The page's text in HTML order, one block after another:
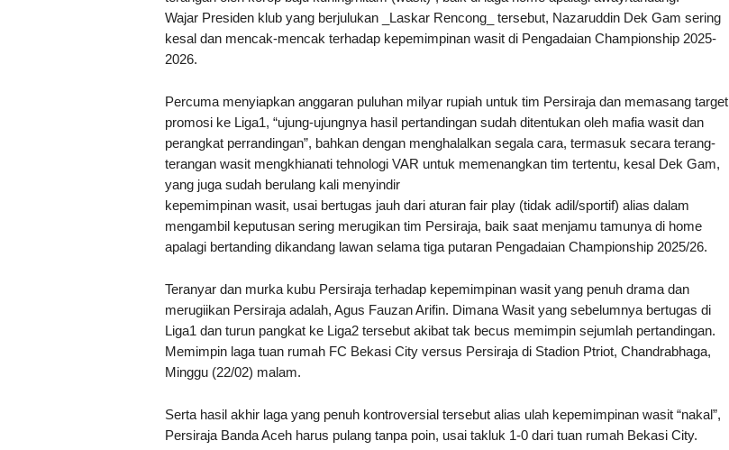
Wajar Presiden klub yang berjulukan _Laskar Rencong_ tersebut, Nazaruddin Dek Gam sering
kesal dan mencak-mencak terhadap kepemimpinan wasit di Pengadaian Championship 2025-
2026.
Percuma menyiapkan anggaran puluhan milyar rupiah untuk tim Persiraja dan memasang target
promosi ke Liga1, “ujung-ujungnya hasil pertandingan sudah ditentukan oleh mafia wasit dan
perangkat perrandingan”, bahkan dengan menghalalkan segala cara, termasuk secara terang-
terangan wasit mengkhianati tehnologi VAR untuk memenangkan tim tertentu, kesal Dek Gam,
yang juga sudah berulang kali menyindir
kepemimpinan wasit, usai bertugas jauh dari aturan fair play (tidak adil/sportif) alias dalam
mengambil keputusan sering merugikan tim Persiraja, baik saat menjamu tamunya di home
apalagi bertanding dikandang lawan selama tiga putaran Pengadaian Championship 2025/26.
Teranyar dan murka kubu Persiraja terhadap kepemimpinan wasit yang penuh drama dan
merugiikan Persiraja adalah, Agus Fauzan Arifin. Dimana Wasit yang sebelumnya bertugas di
Liga1 dan turun pangkat ke Liga2 tersebut akibat tak becus memimpin sejumlah pertandingan.
Memimpin laga tuan rumah FC Bekasi City versus Persiraja di Stadion Ptriot, Chandrabhaga,
Minggu (22/02) malam.
Serta hasil akhir laga yang penuh kontroversial tersebut alias ulah kepemimpinan wasit “nakal”,
Persiraja Banda Aceh harus pulang tanpa poin, usai takluk 1-0 dari tuan rumah Bekasi City.